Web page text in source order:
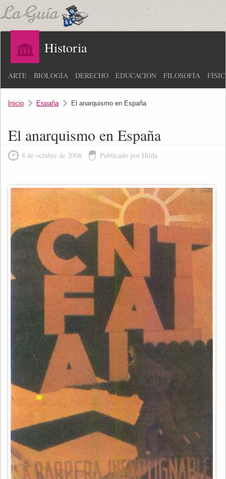
Historia
ARTE BIOLOGÍA DERECHO EDUCACIÓN FILOSOFÍA
Inicio España El anarquismo en España
El anarquismo en España
8 de octubre de 2008 Publicado por Hilda